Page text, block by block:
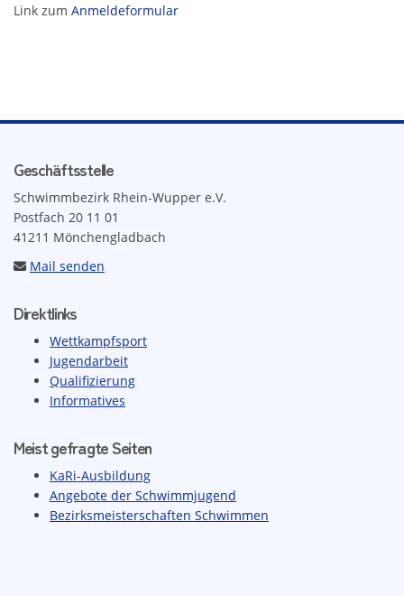
Link zum Anmeldeformular
Geschäftsstelle
Schwimmbezirk Rhein-Wupper e.V.
Postfach 20 11 01
41211 Mönchengladbach
Mail senden
Direktlinks
Wettkampfsport
Jugendarbeit
Qualifizierung
Informatives
Meist gefragte Seiten
KaRi-Ausbildung
Angebote der Schwimmjugend
Bezirksmeisterschaften Schwimmen